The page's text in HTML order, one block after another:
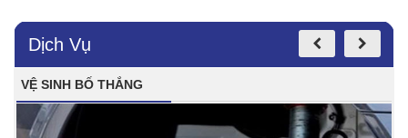
Dịch Vụ
VỆ SINH BỐ THẮNG